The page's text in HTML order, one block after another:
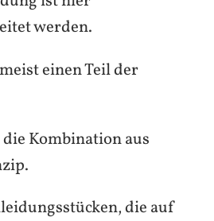
werden.
einen Teil der
Kombination aus
die auf